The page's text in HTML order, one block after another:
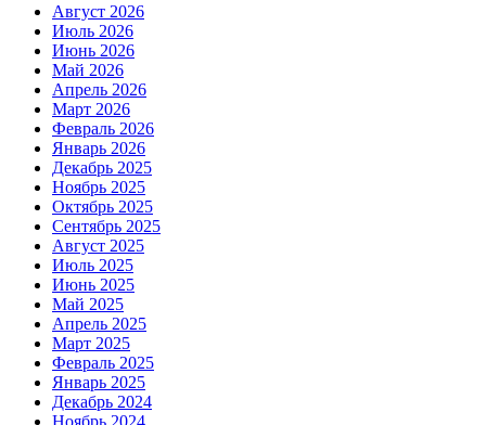
Август 2026
Июль 2026
Июнь 2026
Май 2026
Апрель 2026
Март 2026
Февраль 2026
Январь 2026
Декабрь 2025
Ноябрь 2025
Октябрь 2025
Сентябрь 2025
Август 2025
Июль 2025
Июнь 2025
Май 2025
Апрель 2025
Март 2025
Февраль 2025
Январь 2025
Декабрь 2024
Ноябрь 2024